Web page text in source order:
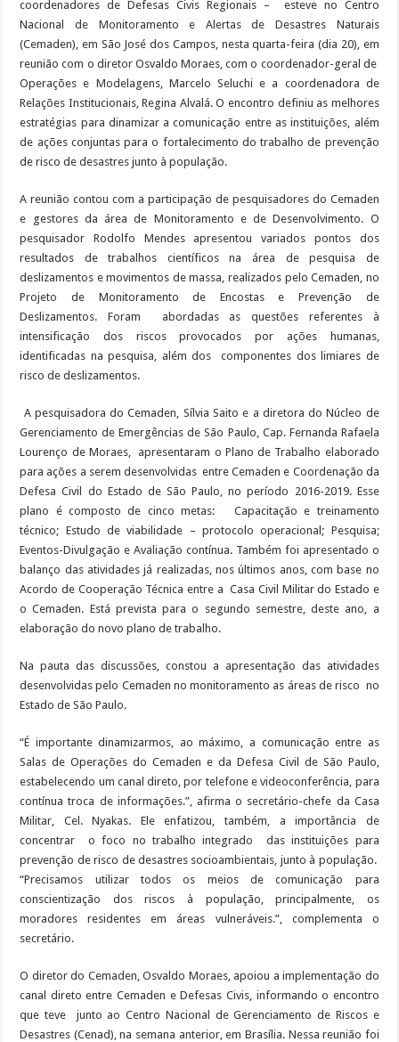
coordenadores de Defesas Civis Regionais – esteve no Centro
Nacional de Monitoramento e Alertas de Desastres Naturais
(Cemaden), em São José dos Campos, nesta quarta-feira (dia 20), em
reunião com o diretor Osvaldo Moraes, com o coordenador-geral de
Operações e Modelagens, Marcelo Seluchi e a coordenadora de
Relações Institucionais, Regina Alvalá. O encontro definiu as melhores
estratégias para dinamizar a comunicação entre as instituições, além
de ações conjuntas para o fortalecimento do trabalho de prevenção
de risco de desastres junto à população.
A reunião contou com a participação de pesquisadores do Cemaden
e gestores da área de Monitoramento e de Desenvolvimento. O
pesquisador Rodolfo Mendes apresentou variados pontos dos
resultados de trabalhos científicos na área de pesquisa de
deslizamentos e movimentos de massa, realizados pelo Cemaden, no
Projeto de Monitoramento de Encostas e Prevenção de
Deslizamentos. Foram abordadas as questões referentes à
intensificação dos riscos provocados por ações humanas,
identificadas na pesquisa, além dos componentes dos limiares de
risco de deslizamentos.
A pesquisadora do Cemaden, Sílvia Saito e a diretora do Núcleo de
Gerenciamento de Emergências de São Paulo, Cap. Fernanda Rafaela
Lourenço de Moraes, apresentaram o Plano de Trabalho elaborado
para ações a serem desenvolvidas entre Cemaden e Coordenação da
Defesa Civil do Estado de São Paulo, no período 2016-2019. Esse
plano é composto de cinco metas: Capacitação e treinamento
técnico; Estudo de viabilidade – protocolo operacional; Pesquisa;
Eventos-Divulgação e Avaliação contínua. Também foi apresentado o
balanço das atividades já realizadas, nos últimos anos, com base no
Acordo de Cooperação Técnica entre a Casa Civil Militar do Estado e
o Cemaden. Está prevista para o segundo semestre, deste ano, a
elaboração do novo plano de trabalho.
Na pauta das discussões, constou a apresentação das atividades
desenvolvidas pelo Cemaden no monitoramento as áreas de risco no
Estado de São Paulo.
“É importante dinamizarmos, ao máximo, a comunicação entre as
Salas de Operações do Cemaden e da Defesa Civil de São Paulo,
estabelecendo um canal direto, por telefone e videoconferência, para
contínua troca de informações.”, afirma o secretário-chefe da Casa
Militar, Cel. Nyakas. Ele enfatizou, também, a importância de
concentrar o foco no trabalho integrado das instituições para
prevenção de risco de desastres socioambientais, junto à população.
“Precisamos utilizar todos os meios de comunicação para
conscientização dos riscos à população, principalmente, os
moradores residentes em áreas vulneráveis.”, complementa o
secretário.
O diretor do Cemaden, Osvaldo Moraes, apoiou a implementação do
canal direto entre Cemaden e Defesas Civis, informando o encontro
que teve junto ao Centro Nacional de Gerenciamento de Riscos e
Desastres (Cenad), na semana anterior, em Brasília. Nessa reunião foi